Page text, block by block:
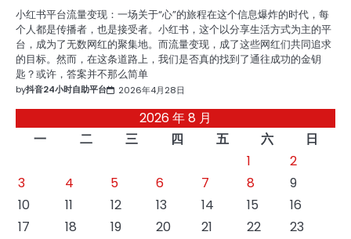
小红书平台流量变现：一场关于“心”的旅程在这个信息爆炸的时代，每
个人都是传播者，也是接受者。小红书，这个以分享生活方式为主的平
台，成为了无数网红的聚集地。而流量变现，成了这些网红们共同追求
的目标。然而，在这条道路上，我们是否真的找到了通往成功的金钥
匙？或许，答案并不那么简单
by抖音24小时自助平台 2026年4月28日
2026 年 8 月
一
二 三 四 五 六
日
1
2
3
4 5 6 7 8
9
10
11 12 13 14 15
16
17
18 19 20 21 22
23